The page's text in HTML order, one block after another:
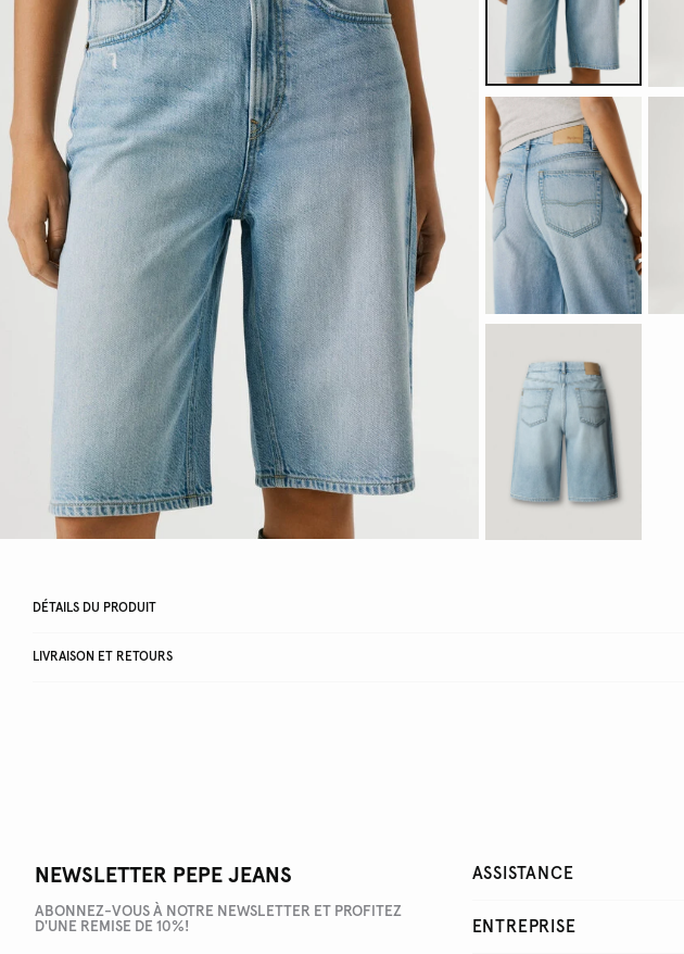
DÉTAILS DU PRODUIT
LIVRAISON ET RETOURS
NEWSLETTER PEPE JEANS
ABONNEZ-VOUS À NOTRE NEWSLETTER ET PROFITEZ
D'UNE REMISE DE 10%!
ASSISTANCE
ENTREPRISE